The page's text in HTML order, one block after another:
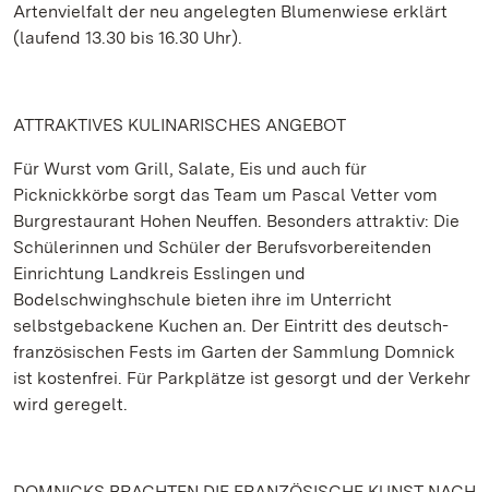
Artenvielfalt der neu angelegten Blumenwiese erklärt
(laufend 13.30 bis 16.30 Uhr).
ATTRAKTIVES KULINARISCHES ANGEBOT
Für Wurst vom Grill, Salate, Eis und auch für
Picknickkörbe sorgt das Team um Pascal Vetter vom
Burgrestaurant Hohen Neuffen. Besonders attraktiv: Die
Schülerinnen und Schüler der Berufsvorbereitenden
Einrichtung Landkreis Esslingen und
Bodelschwinghschule bieten ihre im Unterricht
selbstgebackene Kuchen an. Der Eintritt des deutsch-
französischen Fests im Garten der Sammlung Domnick
ist kostenfrei. Für Parkplätze ist gesorgt und der Verkehr
wird geregelt.